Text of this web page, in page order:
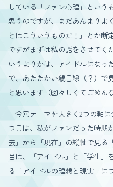
している「ファン心理」という
思うのですが、まだあんまりよ
とはこういうものだ！」とか断
ですがまずは私の話をさせてく
いうよりかは、アイドルになっ
で、あたたかい親目線（？）で
と思います（図々しくてごめん
今回テーマを大きく2つの軸
つ目は、私がファンだった時期
去」から「現在」の縦軸で見る
目は、「アイドル」と「学生」
る「アイドルの理想と現実」に